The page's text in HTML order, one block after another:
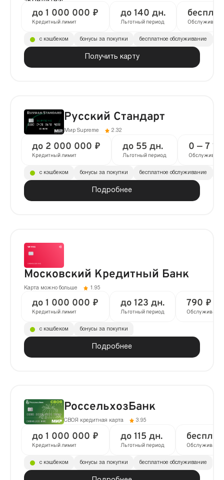
до 1 000 000 ₽
Кредитный лимит
до 140 дн.
Льготный период
Получить карту
с кэшбеком бонусы за покупки бесплатное обслуживание
Русский Стандарт
Мир Supreme 2.32
до 2 000 000 ₽
Кредитный лимит
до 55 дн.
Льготный период
0 — 7
Подробнее
с кэшбеком бонусы за покупки бесплатное обслуживание
Московский Кредитный Банк
Карта можно больше 1.95
до 1 000 000 ₽
Кредитный лимит
до 123 дн.
Льготный период
790 ₽ в
Обслуживание
Подробнее
с кэшбеком бонусы за покупки
РоссельхозБанк
СВОЯ кредитная карта 3.95
до 1 000 000 ₽
Кредитный лимит
до 115 дн.
Льготный период Обслуживание
с кэшбеком бонусы за покупки бесплатное обслуживание